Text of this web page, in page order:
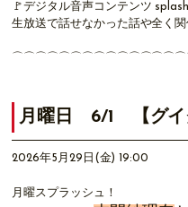
🚩デジタル音声コンテンツ
生放送で話せなかった話や全く
月曜日 6/1 【グイ
2026年5月29日(金) 19:00
月曜スプラッシュ！